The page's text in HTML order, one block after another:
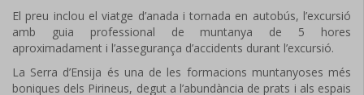
El preu inclou el viatge d’anada i tornada en autobús, l’excursió
amb guia professional de muntanya de 5 hores
aproximadament i l’assegurança d’accidents durant l’excursió.
La Serra d’Ensija és una de les formacions muntanyoses més
boniques dels Pirineus, degut a l’abundància de prats i als espais